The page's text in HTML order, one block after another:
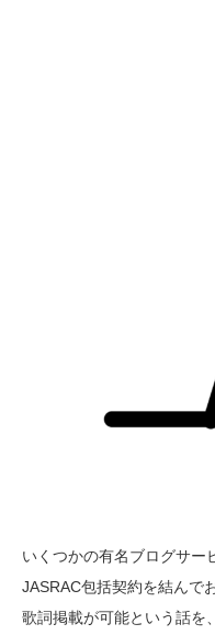
いくつかの有名ブログサー
JASRAC包括契約を結んで
歌詞掲載が可能という話を